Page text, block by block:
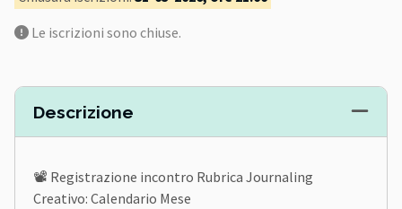
Le iscrizioni sono chiuse.
Descrizione
📽️ Registrazione incontro Rubrica Journaling
Creativo: Calendario Mese